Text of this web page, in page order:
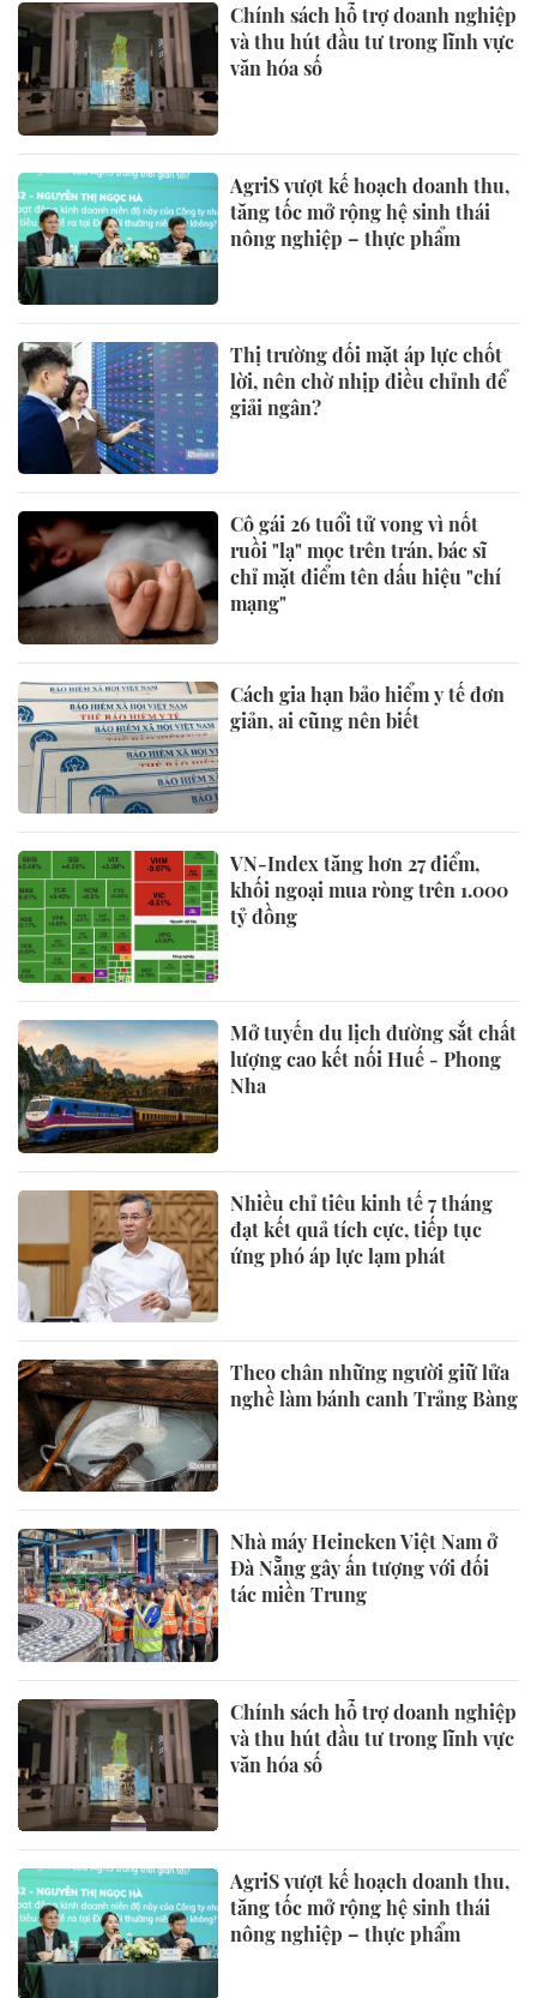
Chính sách hỗ trợ doanh nghiệp
và thu hút đầu tư trong lĩnh vực
văn hóa số
AgriS vượt kế hoạch doanh thu,
tăng tốc mở rộng hệ sinh thái
nông nghiệp – thực phẩm
Thị trường đối mặt áp lực chốt
lời, nên chờ nhịp điều chỉnh để
giải ngân?
Cô gái 26 tuổi tử vong vì nốt
ruồi "lạ" mọc trên trán, bác sĩ
chỉ mặt điểm tên dấu hiệu "chí
mạng"
Cách gia hạn bảo hiểm y tế đơn
giản, ai cũng nên biết
VN-Index tăng hơn 27 điểm,
khối ngoại mua ròng trên 1.000
tỷ đồng
Mở tuyến du lịch đường sắt chất
lượng cao kết nối Huế - Phong
Nha
Nhiều chỉ tiêu kinh tế 7 tháng
đạt kết quả tích cực, tiếp tục
ứng phó áp lực lạm phát
Theo chân những người giữ lửa
nghề làm bánh canh Trảng Bàng
Nhà máy Heineken Việt Nam ở
Đà Nẵng gây ấn tượng với đối
tác miền Trung
Chính sách hỗ trợ doanh nghiệp
và thu hút đầu tư trong lĩnh vực
văn hóa số
AgriS vượt kế hoạch doanh thu,
tăng tốc mở rộng hệ sinh thái
nông nghiệp – thực phẩm